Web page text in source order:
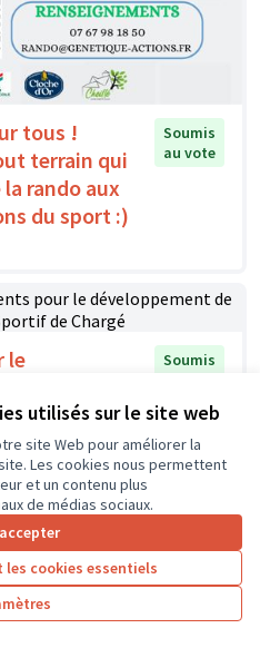
utilisés sur le site web
site Web pour améliorer la
Les cookies nous permettent
et un contenu plus
de médias sociaux.
les cookies essentiels
tous !
terrain qui
rando aux
du sport :)
Soumis
au vote
le
de Chargé
Soumis
au vote
0